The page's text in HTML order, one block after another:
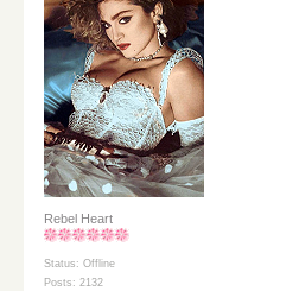
Rebel Heart
Status: Offline
Posts: 2132